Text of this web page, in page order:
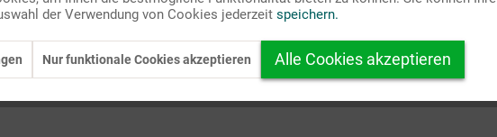
Inaktiv
der Verwendung von Cookies jederzeit speichern.
Nur funktionale Cookies akzeptieren Alle Cookies akzeptieren